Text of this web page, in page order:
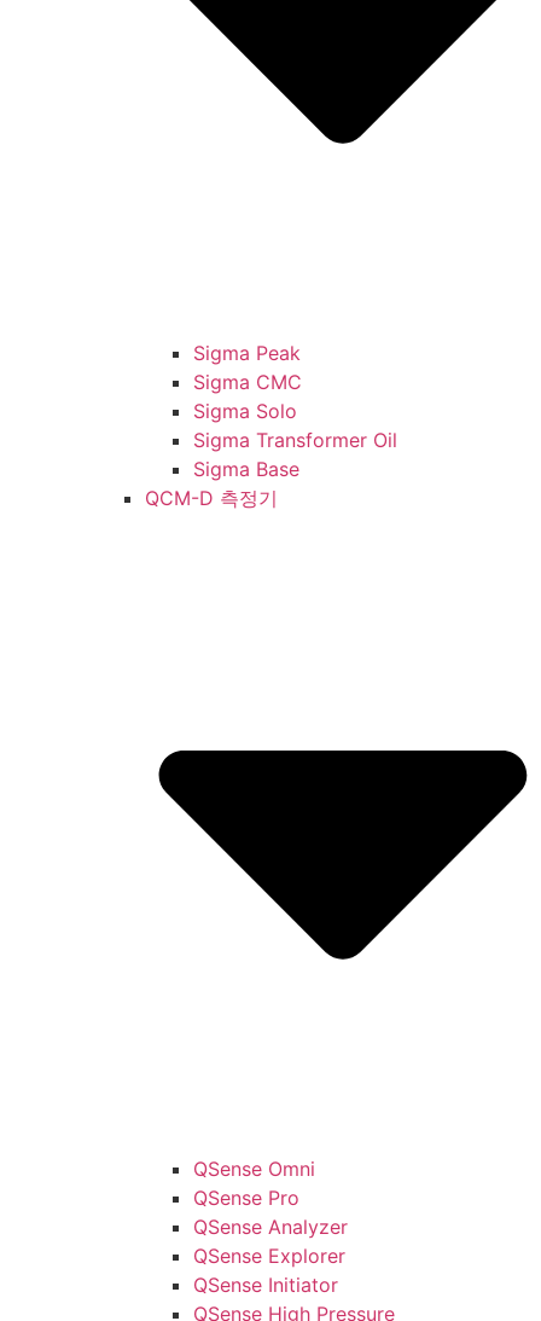
Sigma Peak
Sigma CMC
Sigma Solo
Sigma Transformer Oil
Sigma Base
QCM-D 측정기
QSense Omni
QSense Pro
QSense Analyzer
QSense Explorer
QSense Initiator
QSense High Pressure